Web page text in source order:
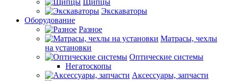
Щипцы
Экскаваторы
Оборудование
Разное
Матрасы, чехлы
на установки
Оптические системы
Негатоскопы
Аксессуары, запчасти